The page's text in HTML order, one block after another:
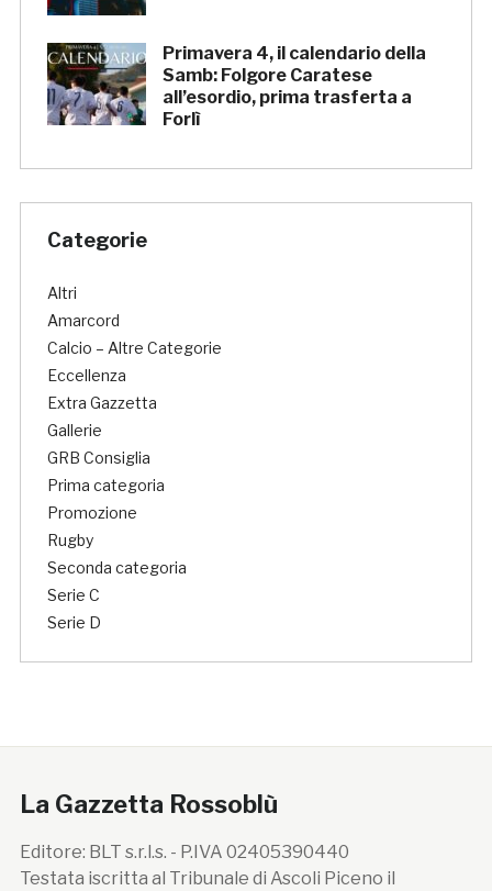
Primavera 4, il calendario della
Samb: Folgore Caratese
all’esordio, prima trasferta a
Forlì
Categorie
Altri
Amarcord
Calcio – Altre Categorie
Eccellenza
Extra Gazzetta
Gallerie
GRB Consiglia
Prima categoria
Promozione
Rugby
Seconda categoria
Serie C
Serie D
La Gazzetta Rossoblù
Editore: BLT s.r.l.s. - P.IVA 02405390440
Testata iscritta al Tribunale di Ascoli Piceno il